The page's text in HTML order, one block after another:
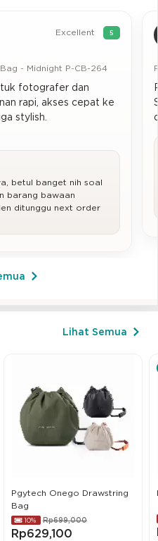
Excellent 5
- Midnight P-CB-264
fotografer dan
rapi, akses cepat ke
stylish.
betul banget nih soal
barang bawaan
ditunggu next order
Lihat Semua
Pgytech Onego Drawstring
Bag
10% Rp699,000
Rp629,100